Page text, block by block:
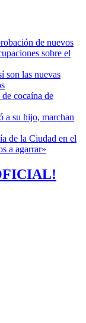
de nuevos
sobre el
son las nuevas
cocaína de
a su hijo, marchan
de la Ciudad en el
a agarrar»